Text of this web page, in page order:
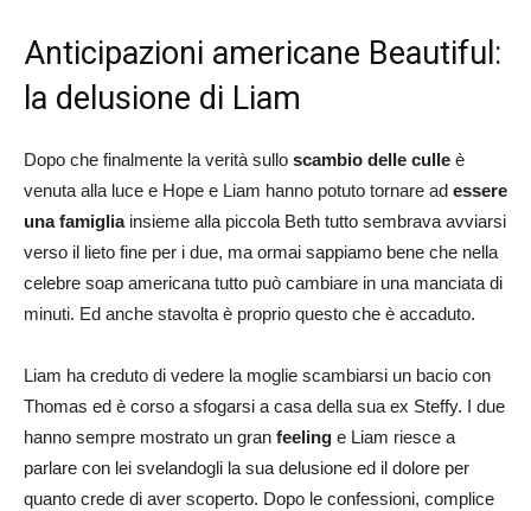
Anticipazioni americane Beautiful:
la delusione di Liam
Dopo che finalmente la verità sullo scambio delle culle è
venuta alla luce e Hope e Liam hanno potuto tornare ad essere
una famigliainsieme alla piccola Beth tutto sembrava avviarsi
verso il lieto fine per i due, ma ormai sappiamo bene che nella
celebre soap americana tutto può cambiare in una manciata di
minuti. Ed anche stavolta è proprio questo che è accaduto.
Liam ha creduto di vedere la moglie scambiarsi un bacio con
Thomas ed è corso a sfogarsi a casa della sua ex Steffy. I due
hanno sempre mostrato un gran feeling e Liam riesce a
parlare con lei svelandogli la sua delusione ed il dolore per
quanto crede di aver scoperto. Dopo le confessioni, complice